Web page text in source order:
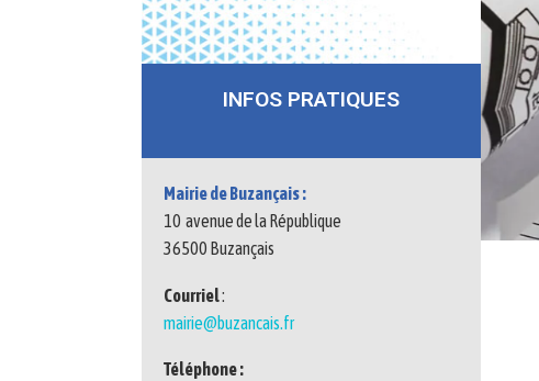
INFOS PRATIQUES
Mairie de Buzançais :
10 avenue de la République
36500 Buzançais
Courriel:
mairie@buzancais.fr
Téléphone :